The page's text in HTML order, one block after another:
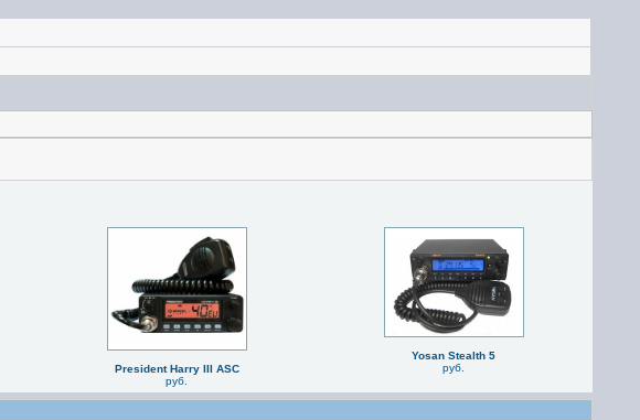
President Harry III ASC
руб.
Yosan Stealth 5
руб.